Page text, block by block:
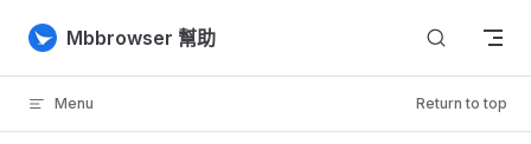
Skip to content
Mbbrowser 幫助
Menu Return to top